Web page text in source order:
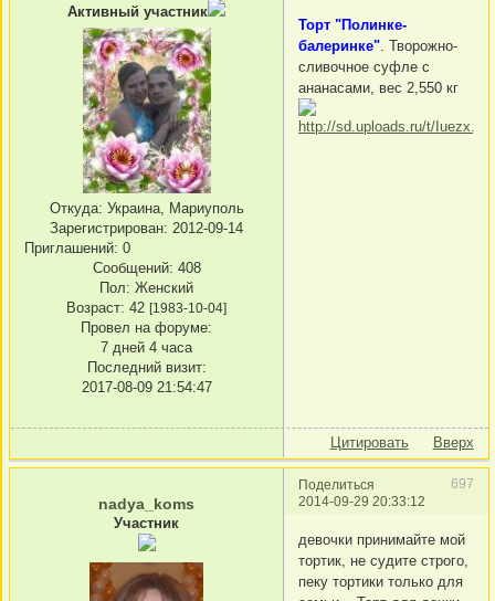
Активный участник
Откуда: Украина, Мариуполь
Зарегистрирован: 2012-09-14
Приглашений: 0
Сообщений: 408
Пол: Женский
Возраст: 42 [1983-10-04]
Провел на форуме:
7 дней 4 часа
Последний визит:
2017-08-09 21:54:47
Торт "Полинке-
балеринке". Творожно-
сливочное суфле с
ананасами, вес 2,550 кг
Цитировать Вверх
Поделиться
697
2014-09-29 20:33:12
nadya_koms
Участник
девочки принимайте мой
тортик, не судите строго,
пеку тортики только для